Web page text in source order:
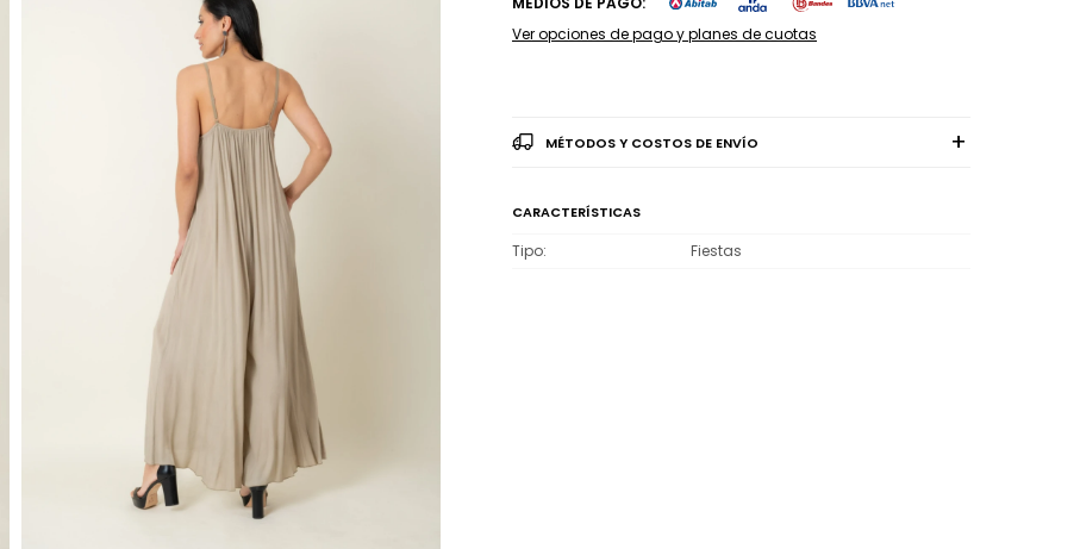
Ver opciones de pago y planes de cuotas
MÉTODOS Y COSTOS DE ENVÍO
CARACTERÍSTICAS
Tipo Fiestas